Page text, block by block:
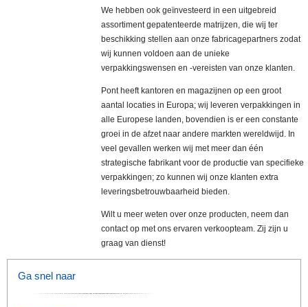
We hebben ook geïnvesteerd in een uitgebreid
assortiment gepatenteerde matrijzen, die wij ter
beschikking stellen aan onze fabricagepartners zodat
wij kunnen voldoen aan de unieke
verpakkingswensen en -vereisten van onze klanten.
Pont heeft kantoren en magazijnen op een groot
aantal locaties in Europa; wij leveren verpakkingen in
alle Europese landen, bovendien is er een constante
groei in de afzet naar andere markten wereldwijd. In
veel gevallen werken wij met meer dan één
strategische fabrikant voor de productie van specifieke
verpakkingen; zo kunnen wij onze klanten extra
leveringsbetrouwbaarheid bieden.
Wilt u meer weten over onze producten, neem dan
contact op met ons ervaren verkoopteam. Zij zijn u
graag van dienst!
Ga snel naar